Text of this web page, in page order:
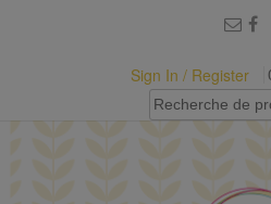
Sign In / Register
Recherche
pour :